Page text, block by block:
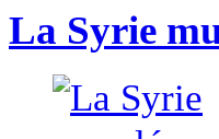
La Syrie